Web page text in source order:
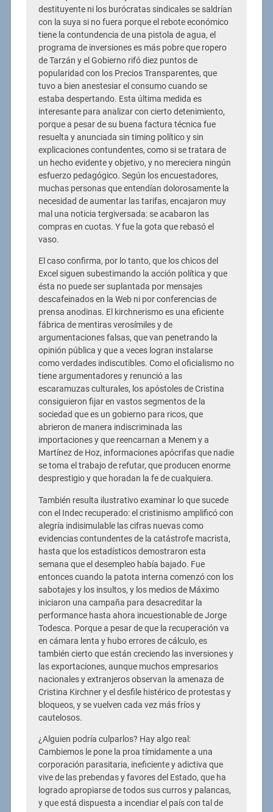
destituyente ni los burócratas sindicales se saldrían
con la suya si no fuera porque el rebote económico
tiene la contundencia de una pistola de agua, el
programa de inversiones es más pobre que ropero
de Tarzán y el Gobierno rifó diez puntos de
popularidad con los Precios Transparentes, que
tuvo a bien anestesiar el consumo cuando se
estaba despertando. Esta última medida es
interesante para analizar con cierto detenimiento,
porque a pesar de su buena factura técnica fue
resuelta y anunciada sin timing político y sin
explicaciones contundentes, como si se tratara de
un hecho evidente y objetivo, y no mereciera ningún
esfuerzo pedagógico. Según los encuestadores,
muchas personas que entendían dolorosamente la
necesidad de aumentar las tarifas, encajaron muy
mal una noticia tergiversada: se acabaron las
compras en cuotas. Y fue la gota que rebasó el
vaso.
El caso confirma, por lo tanto, que los chicos del
Excel siguen subestimando la acción política y que
ésta no puede ser suplantada por mensajes
descafeinados en la Web ni por conferencias de
prensa anodinas. El kirchnerismo es una eficiente
fábrica de mentiras verosímiles y de
argumentaciones falsas, que van penetrando la
opinión pública y que a veces logran instalarse
como verdades indiscutibles. Como el oficialismo no
tiene argumentadores y renunció a las
escaramuzas culturales, los apóstoles de Cristina
consiguieron fijar en vastos segmentos de la
sociedad que es un gobierno para ricos, que
abrieron de manera indiscriminada las
importaciones y que reencarnan a Menem y a
Martínez de Hoz, informaciones apócrifas que nadie
se toma el trabajo de refutar, que producen enorme
desprestigio y que horadan la fe de cualquiera.
También resulta ilustrativo examinar lo que sucede
con el Indec recuperado: el cristinismo amplificó con
alegría indisimulable las cifras nuevas como
evidencias contundentes de la catástrofe macrista,
hasta que los estadísticos demostraron esta
semana que el desempleo había bajado. Fue
entonces cuando la patota interna comenzó con los
sabotajes y los insultos, y los medios de Máximo
iniciaron una campaña para desacreditar la
performance hasta ahora incuestionable de Jorge
Todesca. Porque a pesar de que la recuperación va
en cámara lenta y hubo errores de cálculo, es
también cierto que están creciendo las inversiones y
las exportaciones, aunque muchos empresarios
nacionales y extranjeros observan la amenaza de
Cristina Kirchner y el desfile histérico de protestas y
bloqueos, y se vuelven cada vez más fríos y
cautelosos.
¿Alguien podría culparlos? Hay algo real:
Cambiemos le pone la proa tímidamente a una
corporación parasitaria, ineficiente y adictiva que
vive de las prebendas y favores del Estado, que ha
logrado apropiarse de todos sus curros y palancas,
y que está dispuesta a incendiar el país con tal de